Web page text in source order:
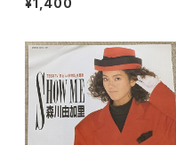
¥1,400